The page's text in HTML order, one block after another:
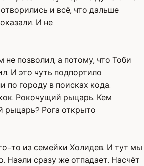
и всё, что дальше
И не
не позволил, а потому, что Тоби
И это чуть подпортило
по городу в поисках кода.
Рокочущий рыцарь. Кем
рыцарь? Рога открыто
то из семейки Холидев. И тут мы
Наэли сразу же отпадает. Насчёт